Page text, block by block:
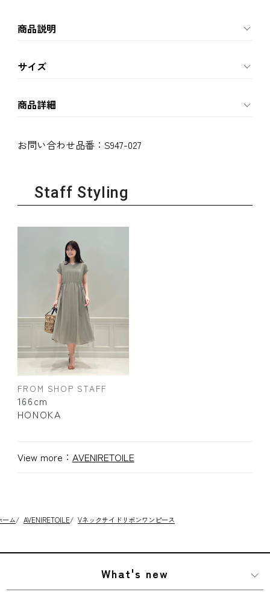
商品説明
サイズ
商品詳細
お問い合わせ品番： S947-027
Staff Styling
FROM SHOP STAFF
166cm
HONOKA
View more： AVENIRETOILE
ーム/ AVENIRETOILE/ Vネックサイドリボンワンピース
What's new